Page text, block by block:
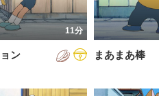
11分
ン まあまあ棒